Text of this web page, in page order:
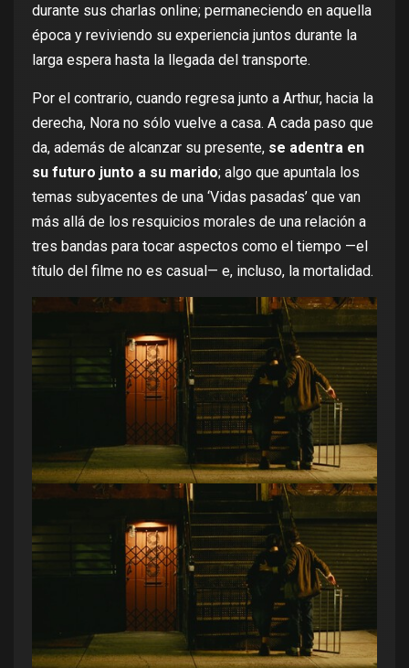
durante sus charlas online; permaneciendo en aquella
época y reviviendo su experiencia juntos durante la
larga espera hasta la llegada del transporte.
Por el contrario, cuando regresa junto a Arthur, hacia la
derecha, Nora no sólo vuelve a casa. A cada paso que
da, además de alcanzar su presente, se adentra en
su futuro junto a su marido; algo que apuntala los
temas subyacentes de una ‘Vidas pasadas’ que van
más allá de los resquicios morales de una relación a
tres bandas para tocar aspectos como el tiempo —el
título del filme no es casual— e, incluso, la mortalidad.